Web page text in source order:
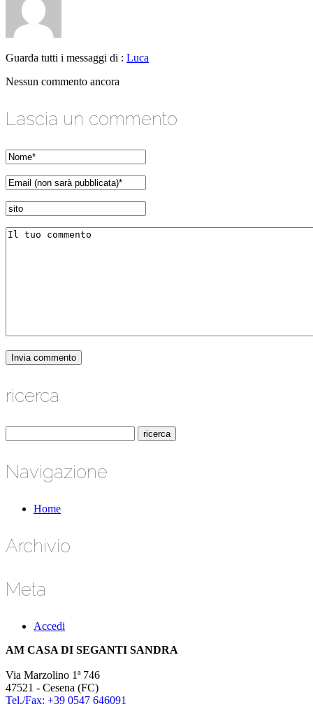
Guarda tutti i messaggi di : Luca
Nessun commento ancora
Lascia un commento
ricerca
Navigazione
Home
Archivio
Meta
Accedi
AM CASA DI SEGANTI SANDRA
Via Marzolino 1ª 746
47521 - Cesena (FC)
Tel./Fax: +39 0547 646091